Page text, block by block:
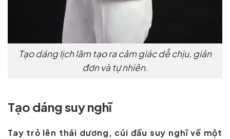
Tạo dáng lịch lãm tạo ra cảm giác dễ chịu, giản
đơn và tự nhiên.
Tạo dáng suy nghĩ
Tay trỏ lên thái dương, cúi đầu suy nghĩ về một